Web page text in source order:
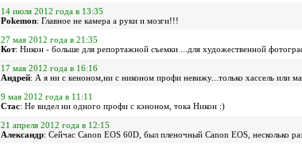
14 июля 2012 года в 13:35
Pokemon: Главное не камера а руки и мозги!!!
27 мая 2012 года в 21:35
Кот
: Никон - больше для репортажной съемки ...для
17 мая 2012 года в 16:16
Андрей: А я ни с кеноном,ни с никоном профи невижу...только хассель или
9 мая 2012 года в 11:11
Стас: Не видел ни одного профи с кэноном, тока Никон :)
21 апреля 2012 года в 12:15
Александр: Сейчас Canon EOS 60D, был пленочный Canon EOS, несколько